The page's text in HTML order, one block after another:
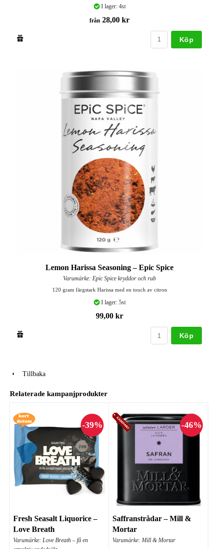
I lager: 4st
från 28,00 kr
Köp
Lemon Harissa Seasoning – Epic Spice
Varumärke: Epic Spice kryddor och rub
120 gram färgstark Harissa med en touch av citron
I lager: 5st
99,00 kr
Köp
Tillbaka
Relaterade kampanjprodukter
Fresh Seasalt Liquorice –
Love Breath
Varumärke: Love Breath – få en
Saffranstrådar – Mill &
Mortar
Varumärke: Mill & Mortar